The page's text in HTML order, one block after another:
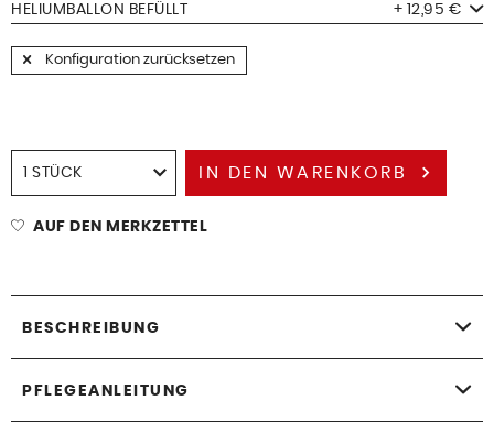
HELIUMBALLON BEFÜLLT + 12,95 €
Konfiguration zurücksetzen
IN DEN WARENKORB
AUF DEN MERKZETTEL
BESCHREIBUNG
PFLEGEANLEITUNG